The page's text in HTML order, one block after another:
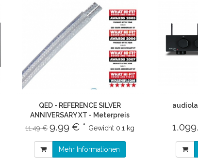
QED - REFERENCE SILVER
ANNIVERSARY XT - Meterpreis
11.49 € 9.99 € * Gewicht 0.1 kg
Mehr Informationen